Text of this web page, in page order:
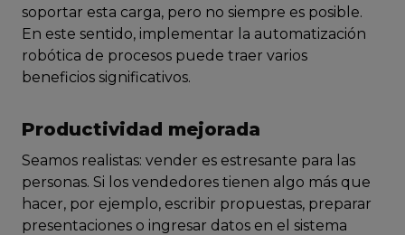
soportar esta carga, pero no siempre es posible.
En este sentido, implementar la automatización
robótica de procesos puede traer varios
beneficios significativos.
Productividad mejorada
Seamos realistas: vender es estresante para las
personas. Si los vendedores tienen algo más que
hacer, por ejemplo, escribir propuestas, preparar
presentaciones o ingresar datos en el sistema